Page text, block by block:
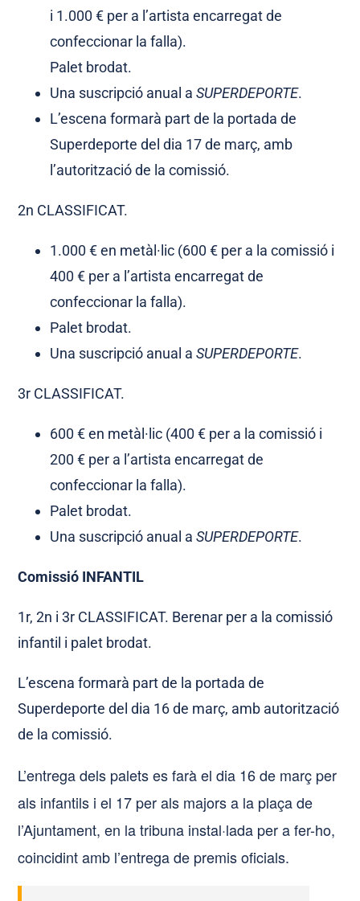
i 1.000 € per a l’artista encarregat de
confeccionar la falla).
Palet brodat.
Una suscripció anual aSUPERDEPORTE.
L’escena formarà part de la portada de
Superdeporte del dia 17 de març, amb
l’autorització de la comissió.
2n CLASSIFICAT.
1.000 € en metàl·lic (600 € per a la comissió i
400 € per a l’artista encarregat de
confeccionar la falla).
Palet brodat.
Una suscripció anual aSUPERDEPORTE.
3r CLASSIFICAT.
600 € en metàl·lic (400 € per a la comissió i
200 € per a l’artista encarregat de
confeccionar la falla).
Palet brodat.
Una suscripció anual aSUPERDEPORTE.
Comissió INFANTIL
1r, 2n i 3r CLASSIFICAT. Berenar per a la comissió
infantil i palet brodat.
L’escena formarà part de la portada de
Superdeporte del dia 16 de març, amb autorització
de la comissió.
L’entrega dels palets es farà el dia 16 de març per
als infantils i el 17 per als majors a la plaça de
l’Ajuntament, en la tribuna instal·lada per a fer-ho,
coincidint amb l’entrega de premis oficials.